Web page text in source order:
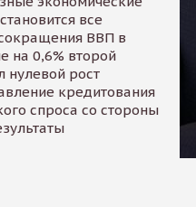
все
ВВП в
на 0,6% второй
нулевой рост
кредитования
спроса со стороны